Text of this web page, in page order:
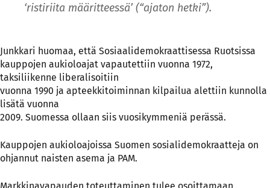
‘ristiriita määritteessä’ (“ajaton hetki”).
Junkkari huomaa, että Sosiaalidemokraattisessa Ruotsissa
kauppojen aukioloajat vapautettiin vuonna 1972,
taksiliikenne liberalisoitiin
vuonna 1990 ja apteekkitoiminnan kilpailua alettiin kunnolla
lisätä vuonna
2009. Suomessa ollaan siis vuosikymmeniä perässä.
Kauppojen aukioloajoissa Suomen sosialidemokraatteja on
ohjannut naisten asema ja PAM.